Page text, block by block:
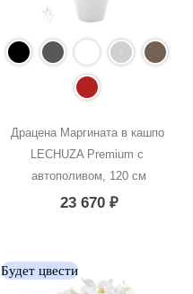
Драцена Маргината в кашпо
LECHUZA Premium с
автополивом, 120 см
23 670 ₽
Будет цвести